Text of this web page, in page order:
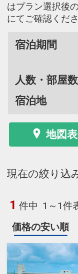
はプラン選択後
にてご確認くださ
宿泊期間
人数・部屋数
宿泊地
地図
現在の絞り込
1 件中 1～1件
価格の安い順